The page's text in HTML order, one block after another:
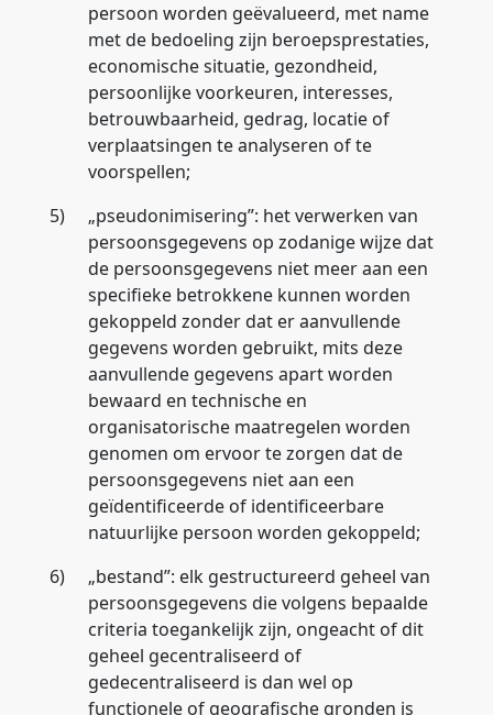
persoon worden geëvalueerd, met name
met de bedoeling zijn beroepsprestaties,
economische situatie, gezondheid,
persoonlijke voorkeuren, interesses,
betrouwbaarheid, gedrag, locatie of
verplaatsingen te analyseren of te
voorspellen;
5)
„pseudonimisering”: het verwerken van
persoonsgegevens op zodanige wijze dat
de persoonsgegevens niet meer aan een
specifieke betrokkene kunnen worden
gekoppeld zonder dat er aanvullende
gegevens worden gebruikt, mits deze
aanvullende gegevens apart worden
bewaard en technische en
organisatorische maatregelen worden
genomen om ervoor te zorgen dat de
persoonsgegevens niet aan een
geïdentificeerde of identificeerbare
natuurlijke persoon worden gekoppeld;
6)
„bestand”: elk gestructureerd geheel van
persoonsgegevens die volgens bepaalde
criteria toegankelijk zijn, ongeacht of dit
geheel gecentraliseerd of
gedecentraliseerd is dan wel op
functionele of geografische gronden is